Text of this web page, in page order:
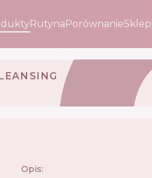
RutynaPorównanie
Opis: